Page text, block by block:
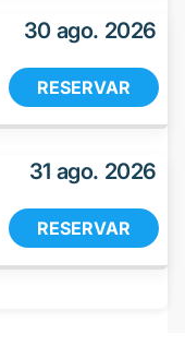
30 ago. 2026
RESERVAR
31 ago. 2026
RESERVAR